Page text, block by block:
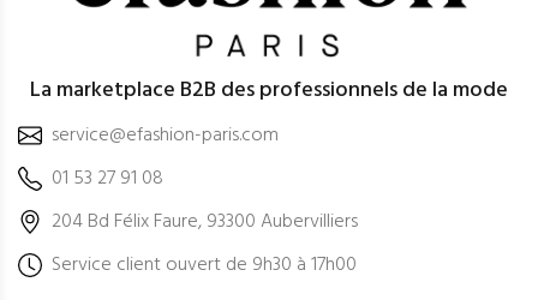
La marketplace B2B des professionnels de la mode
service@efashion-paris.com
01 53 27 91 08
204 Bd Félix Faure, 93300 Aubervilliers
Service client ouvert de 9h30 à 17h00